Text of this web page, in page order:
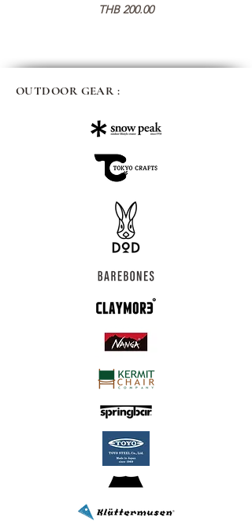
가격
THB 200.00
OUTDOOR GEAR :